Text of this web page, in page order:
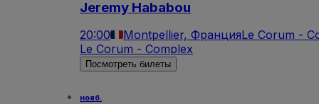
Jeremy Hababou
20:00 Montpellier, ФранцияLe Corum -
Le Corum - Complex
Посмотреть билеты
нояб.